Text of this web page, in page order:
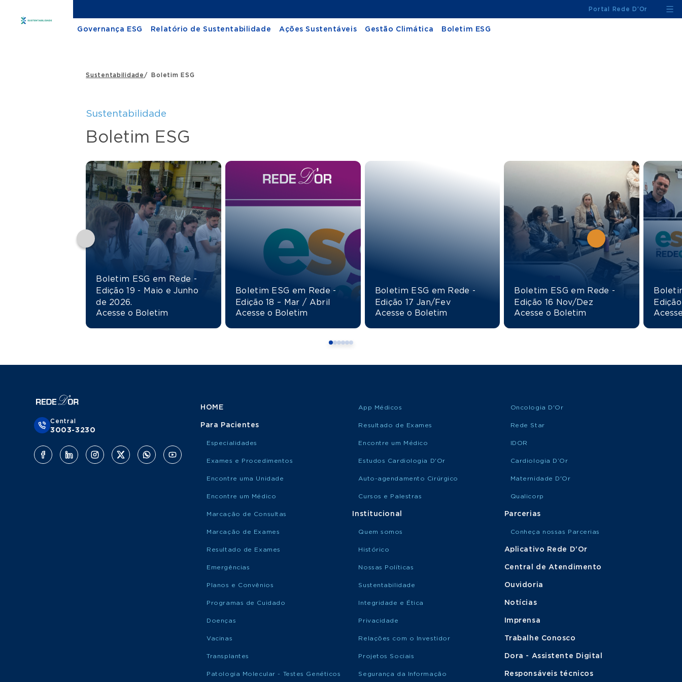
Portal Rede D’Or
Governança ESG Relatório de Sustentabilidade Ações Sustentáveis Gestão Climática Boletim ESG
Sustentabilidade / Boletim ESG
Sustentabilidade
Boletim ESG
Boletim ESG em Rede -
Edição 19 - Maio e Junho
de 2026.
Acesse o Boletim
Boletim ESG em Rede -
Edição 18 – Mar / Abril
Acesse o Boletim
Boletim ESG em Rede -
Edição 17 Jan/Fev
Acesse o Boletim
Boletim ESG em Rede -
Edição 16 Nov/Dez
Acesse o Boletim
Central
3003-3230
HOME
Para Pacientes
Especialidades
Exames e Procedimentos
Encontre uma Unidade
Encontre um Médico
Marcação de Consultas
Marcação de Exames
Resultado de Exames
Emergências
Planos e Convênios
Programas de Cuidado
Doenças
Vacinas
Transplantes
Patologia Molecular - Testes Genéticos
App Médicos
Resultado de Exames
Encontre um Médico
Estudos Cardiologia D'Or
Auto-agendamento Cirúrgico
Cursos e Palestras
Institucional
Quem somos
Histórico
Nossas Políticas
Sustentabilidade
Integridade e Ética
Privacidade
Relações com o Investidor
Projetos Sociais
Segurança da Informação
Oncologia D'Or
Rede Star
IDOR
Cardiologia D’Or
Maternidade D'Or
Qualicorp
Parcerias
Conheça nossas Parcerias
Aplicativo Rede D'Or
Central de Atendimento
Ouvidoria
Notícias
Imprensa
Trabalhe Conosco
Dora - Assistente Digital
Responsáveis técnicos